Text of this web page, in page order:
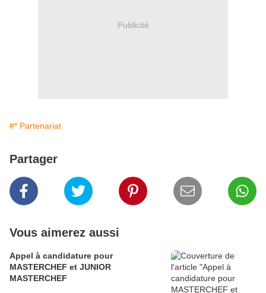
Publicité
#* Partenariat
Partager
Vous aimerez aussi
Appel à candidature pour
MASTERCHEF et JUNIOR
MASTERCHEF